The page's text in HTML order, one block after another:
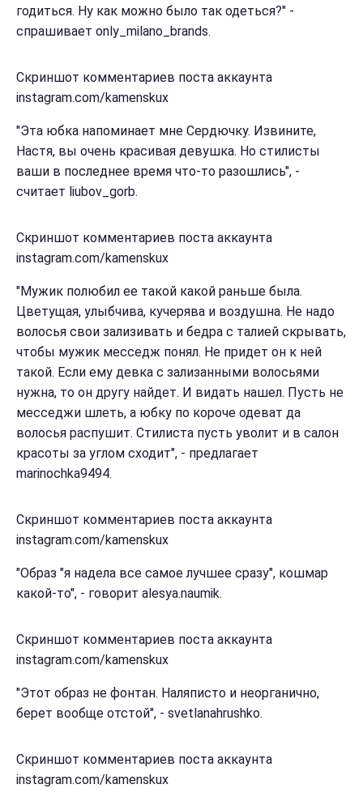
годиться. Ну как можно было так одеться?" -
спрашивает only_milano_brands.
Скриншот комментариев поста аккаунта
instagram.com/kamenskux
"Эта юбка напоминает мне Сердючку. Извините,
Настя, вы очень красивая девушка. Но стилисты
ваши в последнее время что-то разошлись", -
считает liubov_gorb.
Скриншот комментариев поста аккаунта
instagram.com/kamenskux
"Мужик полюбил ее такой какой раньше была.
Цветущая, улыбчива, кучерява и воздушна. Не надо
волосья свои зализивать и бедра с талией скрывать,
чтобы мужик месседж понял. Не придет он к ней
такой. Если ему девка с зализанными волосьями
нужна, то он другу найдет. И видать нашел. Пусть не
месседжи шлеть, а юбку по короче одеват да
волосья распушит. Стилиста пусть уволит и в салон
красоты за углом сходит", - предлагает
marinochka9494.
Скриншот комментариев поста аккаунта
instagram.com/kamenskux
"Образ "я надела все самое лучшее сразу", кошмар
какой-то", - говорит alesya.naumik.
Скриншот комментариев поста аккаунта
instagram.com/kamenskux
"Этот образ не фонтан. Наляписто и неорганично,
берет вообще отстой", - svetlanahrushko.
Скриншот комментариев поста аккаунта
instagram.com/kamenskux